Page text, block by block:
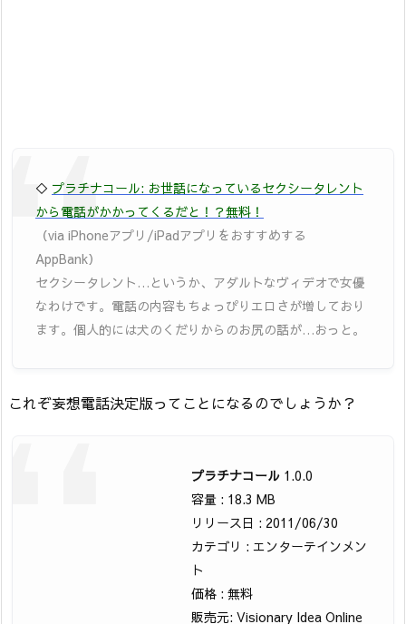
◇ プラチナコール: お世話になっているセクシータレント
から電話がかかってくるだと！？無料！
（via iPhoneアプリ/iPadアプリをおすすめする
AppBank）
セクシータレント…というか、アダルトなヴィデオで女優
なわけです。電話の内容もちょっぴりエロさが増しており
ます。個人的には犬のくだりからのお尻の話が…おっと。
これぞ妄想電話決定版ってことになるのでしょうか？
プラチナコール 1.0.0
容量 : 18.3 MB
リリース日 : 2011/06/30
カテゴリ : エンターテインメン
ト
価格 : 無料
販売元: Visionary Idea Online